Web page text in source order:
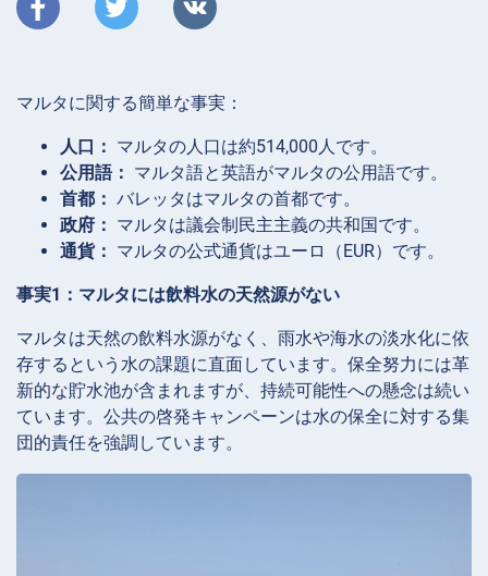
マルタに関する簡単な事実：
人口： マルタの人口は約514,000人です。
公用語： マルタ語と英語がマルタの公用語です。
首都： バレッタはマルタの首都です。
政府： マルタは議会制民主主義の共和国です。
通貨： マルタの公式通貨はユーロ（EUR）です。
事実1：マルタには飲料水の天然源がない
マルタは天然の飲料水源がなく、雨水や海水の淡水化に依
存するという水の課題に直面しています。保全努力には革
新的な貯水池が含まれますが、持続可能性への懸念は続い
ています。公共の啓発キャンペーンは水の保全に対する集
団的責任を強調しています。